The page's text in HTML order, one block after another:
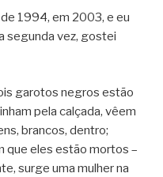
1994, em 2003, e eu
segunda vez, gostei
garotos negros estão
pela calçada, vêem
brancos, dentro;
que eles estão mortos –
surge uma mulher na